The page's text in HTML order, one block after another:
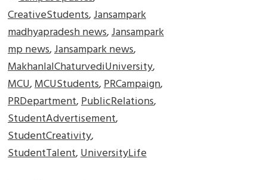
CreativeStudents,Jansampark
madhyapradesh news,Jansampark
mp news,Jansampark news,
MakhanlalChaturvediUniversity,
MCU,MCUStudents,PRCampaign,
PRDepartment,PublicRelations,
StudentAdvertisement,
StudentCreativity,
StudentTalent,UniversityLife